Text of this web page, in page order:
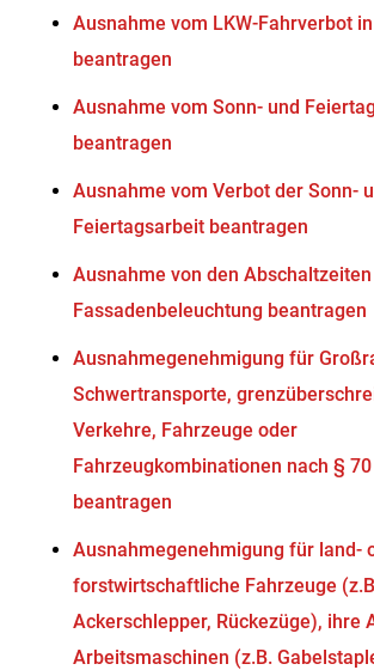
Ausnahme vom LKW-Fahrverbot
beantragen
Ausnahme vom Sonn- und
beantragen
Ausnahme vom Verbot der Sonn-
Feiertagsarbeit beantragen
Ausnahme von den
Fassadenbeleuchtung beantragen
Ausnahmegenehmigung für
Schwertransporte,
Verkehre, Fahrzeuge oder
Fahrzeugkombinationen nach § 70
beantragen
Ausnahmegenehmigung für land-
forstwirtschaftliche Fahrzeuge
Ackerschlepper, Rückezüge), ihre
Arbeitsmaschinen (z.B.